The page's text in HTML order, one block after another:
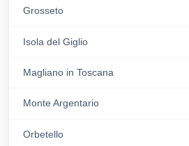
Grosseto
Isola del Giglio
Magliano in Toscana
Monte Argentario
Orbetello